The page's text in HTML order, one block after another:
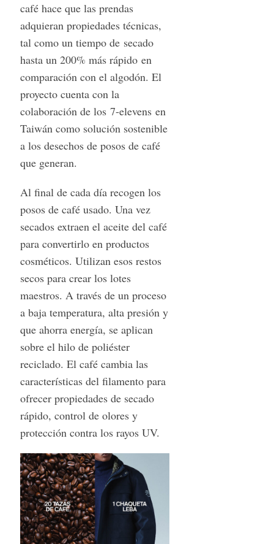
café hace que las prendas
adquieran propiedades técnicas,
tal como un tiempo de secado
hasta un 200% más rápido en
comparación con el algodón. El
proyecto cuenta con la
colaboración de los 7-elevens en
Taiwán como solución sostenible
a los desechos de posos de café
que generan.
Al final de cada día recogen los
posos de café usado. Una vez
secados extraen el aceite del café
para convertirlo en productos
cosméticos. Utilizan esos restos
secos para crear los lotes
maestros. A través de un proceso
a baja temperatura, alta presión y
que ahorra energía, se aplican
sobre el hilo de poliéster
reciclado. El café cambia las
características del filamento para
ofrecer propiedades de secado
rápido, control de olores y
protección contra los rayos UV.